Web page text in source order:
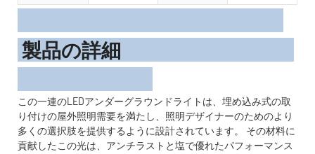
製品の詳細
この一連のLEDアンダーグラウンドライトは、埋め込み式の取
り付けの屋外照明需要を満たし、照明デザイナーのためのより
多くの選択肢を提供するように設計されています。 その材料に
貢献したこの光は、アンチラストと塩で優れたパフォーマンス